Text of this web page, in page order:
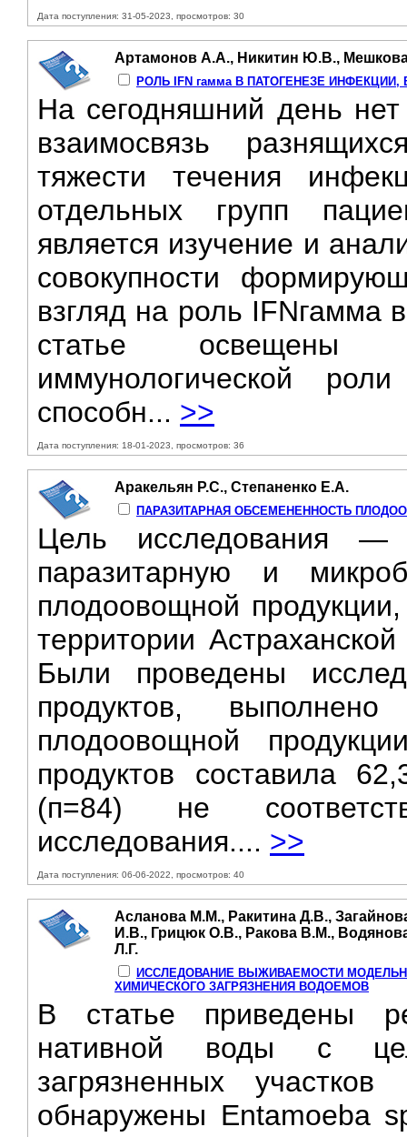
Дата поступления: 31-05-2023, просмотров: 30
Артамонов А.А., Никитин Ю.В.,
РОЛЬ IFN гамма В ПАТОГЕНЕЗЕ ИНФЕКЦИИ,
На сегодняшний день
взаимосвязь
тяжести течения
отдельных групп
является изучение и
совокупности
взгляд на роль IFNгамма
статье освещены
иммунологической
способн... >>
Дата поступления: 18-01-2023, просмотров: 36
Аракельян Р.С., Степаненко Е.А.
ПАРАЗИТАРНАЯ ОБСЕМЕНЕННОСТЬ
Цель исследования —
паразитарную и
плодоовощной
территории
Были проведены
продуктов,
плодоовощной
продуктов составила
(п=84) не
исследования.... >>
Дата поступления: 06-06-2022, просмотров: 40
Асланова М.М., Ракитина Д.В.,
И.В., Грицюк О.В., Ракова В.М.,
Л.Г.
ИССЛЕДОВАНИЕ ВЫЖИВАЕМОСТИ
ХИМИЧЕСКОГО ЗАГРЯЗНЕНИЯ ВОДОЕМОВ
В статье приведены
нативной воды с
загрязненных
обнаружены Entamoeba